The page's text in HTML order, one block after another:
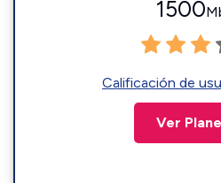
1500
Calificación de
Ver